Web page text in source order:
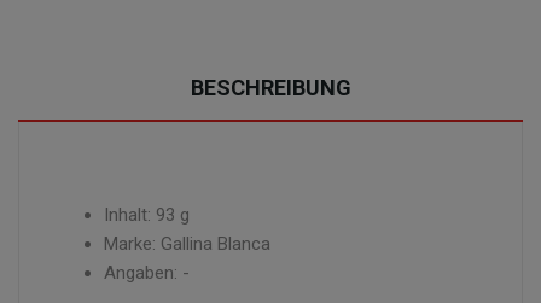
BESCHREIBUNG
Inhalt: 93 g
Marke: Gallina Blanca
Angaben: -